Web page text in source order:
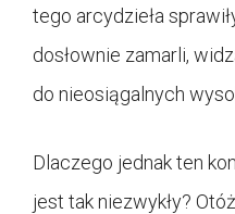
tego arcydzieła
dosłownie zamarli,
do nieosiągalnych
Dlaczego jednak ten
jest tak niezwykły?